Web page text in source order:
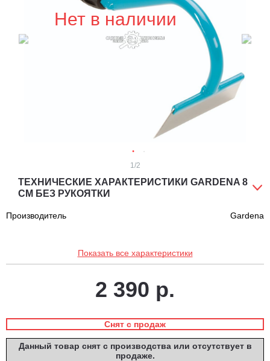
Нет в наличии
1 /2
ТЕХНИЧЕСКИЕ ХАРАКТЕРИСТИКИ GARDENA 8
СМ БЕЗ РУКОЯТКИ
Производитель Gardena
Показать все характеристики
2 390 р.
Снят с продаж
Данный товар снят с производства или отсутствует в
продаже.